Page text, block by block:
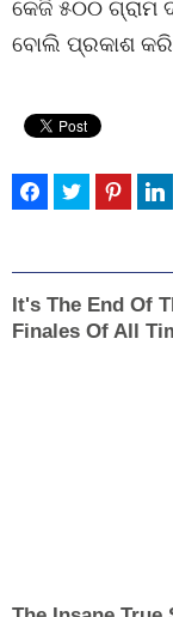
କେଜି ୫୦୦ ଗ୍ରାମ
ବୋଲି ପ୍ରକାଶ